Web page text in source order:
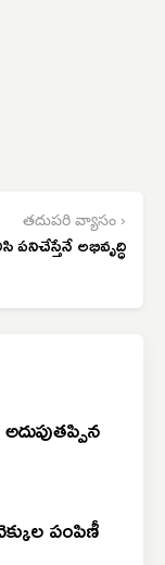
తదుపరి వ్యాసం ›
పనిచేస్తేనే అభివృద్ధి
పంపిణీ